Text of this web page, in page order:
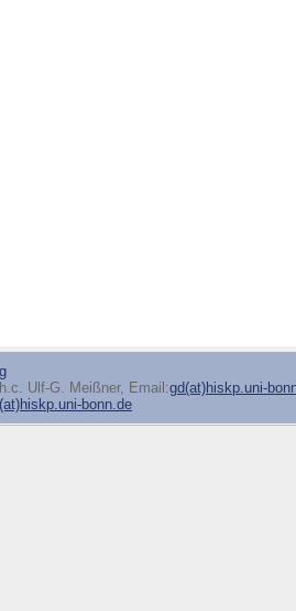
Ulf-G. Meißner, Email:gd(at)hiskp.uni-
bonn.de